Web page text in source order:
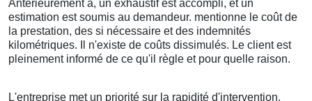
Antérieurement à, un exhaustif est accompli, et un
estimation est soumis au demandeur. mentionne le coût de
la prestation, des si nécessaire et des indemnités
kilométriques. Il n'existe de coûts dissimulés. Le client est
pleinement informé de ce qu'il règle et pour quelle raison.
L'entreprise met un priorité sur la rapidité d'intervention.